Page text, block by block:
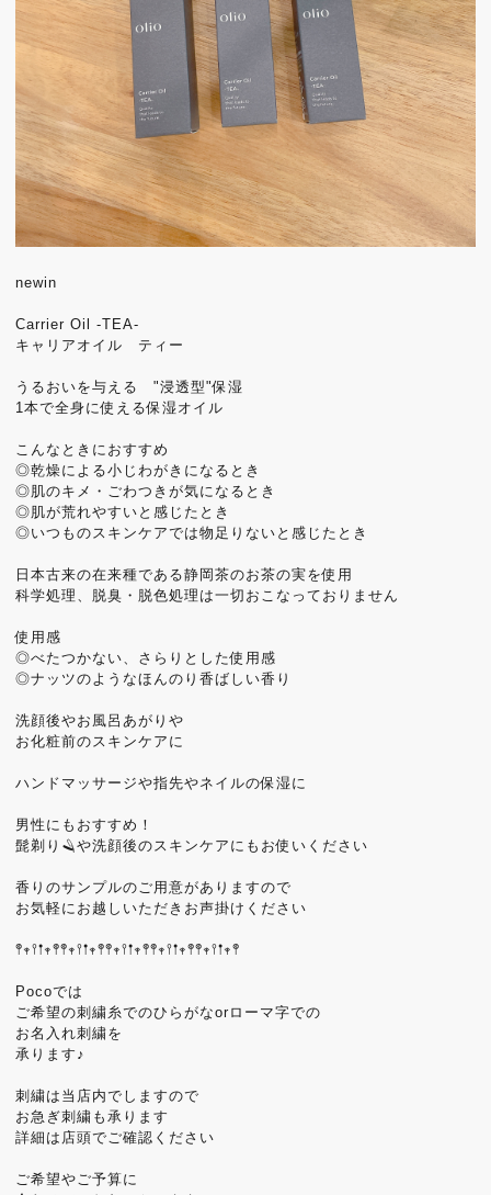
newin
Carrier Oil -TEA-
キャリアオイル ティー
うるおいを与える "浸透型"保湿
1本で全身に使える保湿オイル
こんなときにおすすめ
◎乾燥による小じわがきになるとき
◎肌のキメ・ごわつきが気になるとき
◎肌が荒れやすいと感じたとき
◎いつものスキンケアでは物足りないと感じたとき
日本古来の在来種である静岡茶のお茶の実を使用
科学処理、脱臭・脱色処理は一切おこなっておりません
使用感
◎べたつかない、さらりとした使用感
◎ナッツのようなほんのり香ばしい香り
洗顔後やお風呂あがりや
お化粧前のスキンケアに
ハンドマッサージや指先やネイルの保湿に
男性にもおすすめ！
髭剃り🪒や洗顔後のスキンケアにもお使いください
香りのサンプルのご用意がありますので
お気軽にお越しいただきお声掛けください
𖤣𖥧𖥣𖡡𖥧𖤣𖤣𖥧𖥣𖡡𖥧𖤣𖤣𖥧𖥣𖡡𖥧𖤣𖤣𖥧𖥣𖡡𖥧𖤣𖤣𖥧𖥣𖡡𖥧𖤣
Pocoでは
ご希望の刺繍糸でのひらがなorローマ字での
お名入れ刺繍を
承ります♪
刺繍は当店内でしますので
お急ぎ刺繍も承ります
詳細は店頭でご確認ください
ご希望やご予算に